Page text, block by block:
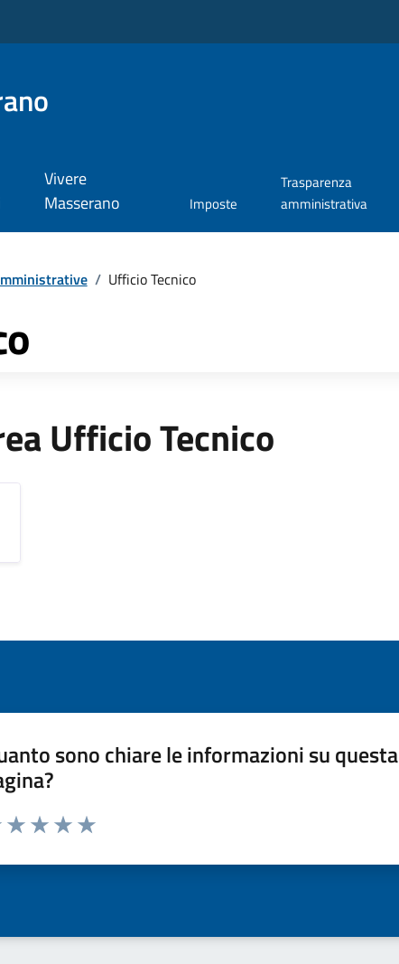
Vivere
Masserano
Imposte
Trasparenza
amministrativa
/ Ufficio Tecnico
Ufficio Tecnico
sono chiare le informazioni su questa
da 1 a 5 stelle la pagina